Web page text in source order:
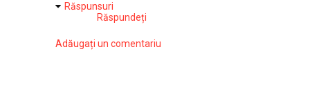
Răspunsuri
Răspundeți
Adăugați un comentariu